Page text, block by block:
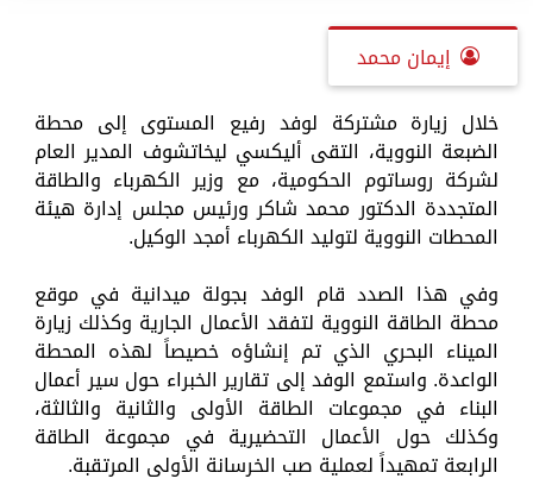
إيمان محمد
خلال زيارة مشتركة لوفد رفيع المستوى إلى محطة
الضبعة النووية، التقى أليكسي ليخاتشوف المدير العام
لشركة روساتوم الحكومية، مع وزير الكهرباء والطاقة
المتجددة الدكتور محمد شاكر ورئيس مجلس إدارة هيئة
المحطات النووية لتوليد الكهرباء أمجد الوكيل.
وفي هذا الصدد قام الوفد بجولة ميدانية في موقع
محطة الطاقة النووية لتفقد الأعمال الجارية وكذلك زيارة
الميناء البحري الذي تم إنشاؤه خصيصاً لهذه المحطة
الواعدة. واستمع الوفد إلى تقارير الخبراء حول سير أعمال
البناء في مجموعات الطاقة الأولى والثانية والثالثة،
وكذلك حول الأعمال التحضيرية في مجموعة الطاقة
الرابعة تمهيداً لعملية صب الخرسانة الأولى المرتقبة.